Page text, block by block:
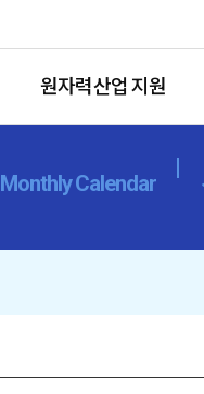
원자력산업 지원
Monthly Calendar